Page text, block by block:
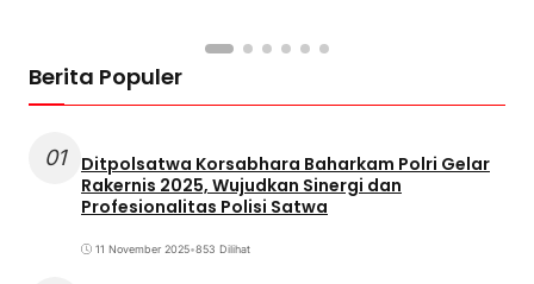
Berita Populer
01
Ditpolsatwa Korsabhara Baharkam Polri Gelar
Rakernis 2025, Wujudkan Sinergi dan
Profesionalitas Polisi Satwa
11 November 2025•853 Dilihat